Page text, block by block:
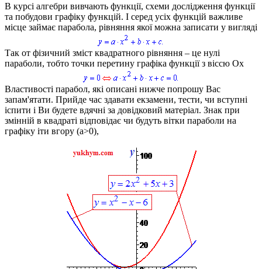
В курсі алгебри вивчають функції, схеми дослідження функції
та побудови графіку функцій. І серед усіх функцій важливе
місце займає парабола, рівняння якої можна записати у вигляді
Так от фізичний зміст квадратного рівняння – це нулі
параболи, тобто точки перетину графіка функції з віссю Ox
Властивості парабол, які описані нижче попрошу Вас
запам'ятати. Прийде час здавати екзамени, тести, чи вступні
іспити і Ви будете вдячні за довідковий матеріал. Знак при
змінній в квадраті відповідає чи будуть вітки параболи на
графіку іти вгору (a>0),